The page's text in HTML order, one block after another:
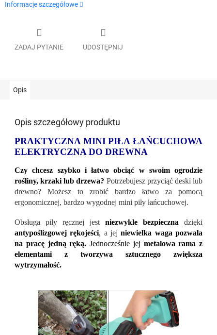
Informacje szczegółowe
ZADAJ PYTANIE UDOSTĘPNIJ
Opis
Opis szczegółowy produktu
PRAKTYCZNA MINI PIŁA ŁAŃCUCHOWA
ELEKTRYCZNA DO DREWNA
Czy chcesz szybko i łatwo obciąć w swoim ogrodzie
rośliny, krzaki lub drzewa? Potrzebujesz przyciąć deski lub
drewno? Możesz to zrobić bardzo łatwo za pomocą
ergonomicznej, bardzo wygodnej mini piły łańcuchowej.
Obsługa piły ręcznej jest niezwykle bezpieczna dzięki
antypoślizgowej rękojeści, a jejniewielka waga pozwala
na pracę jedną ręką. Jednocześnie jej metalowa rama z
elementami z tworzywa sztucznego zwiększa
wytrzymałość.